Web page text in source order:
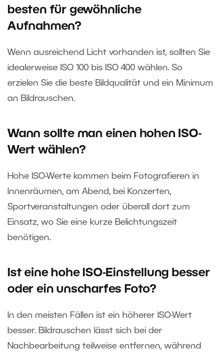
besten für gewöhnliche
Aufnahmen?
Wenn ausreichend Licht vorhanden ist, sollten Sie
idealerweise ISO 100 bis ISO 400 wählen. So
erzielen Sie die beste Bildqualität und ein Minimum
an Bildrauschen.
Wann sollte man einen hohen ISO-
Wert wählen?
Hohe ISO-Werte kommen beim Fotografieren in
Innenräumen, am Abend, bei Konzerten,
Sportveranstaltungen oder überall dort zum
Einsatz, wo Sie eine kurze Belichtungszeit
benötigen.
Ist eine hohe ISO-Einstellung besser
oder ein unscharfes Foto?
In den meisten Fällen ist ein höherer ISO-Wert
besser. Bildrauschen lässt sich bei der
Nachbearbeitung teilweise entfernen, während